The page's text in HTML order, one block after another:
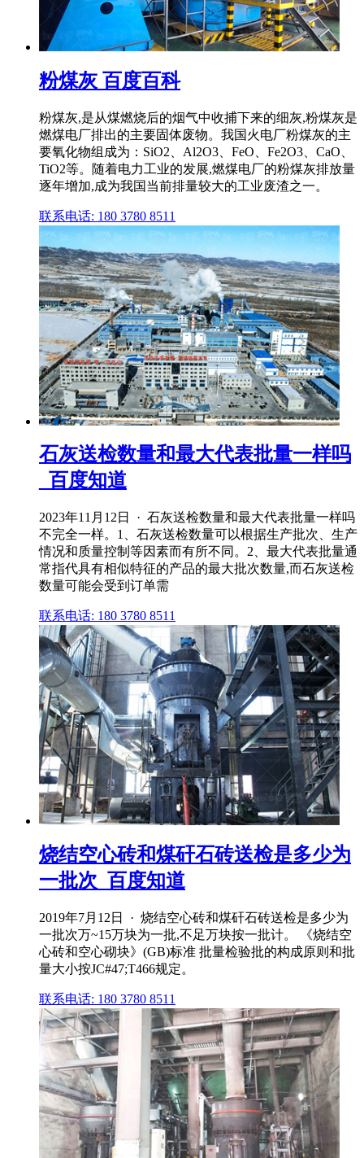
粉煤灰 百度百科
粉煤灰,是从煤燃烧后的烟气中收捕下来的细灰,粉煤灰是
燃煤电厂排出的主要固体废物。我国火电厂粉煤灰的主
要氧化物组成为：SiO2、Al2O3、FeO、Fe2O3、CaO、
TiO2等。随着电力工业的发展,燃煤电厂的粉煤灰排放量
逐年增加,成为我国当前排量较大的工业废渣之一。
联系电话: 180 3780 8511
石灰送检数量和最大代表批量一样吗
_百度知道
2023年11月12日 · 石灰送检数量和最大代表批量一样吗
不完全一样。1、石灰送检数量可以根据生产批次、生产
情况和质量控制等因素而有所不同。2、最大代表批量通
常指代具有相似特征的产品的最大批次数量,而石灰送检
数量可能会受到订单需
联系电话: 180 3780 8511
烧结空心砖和煤矸石砖送检是多少为
一批次_百度知道
2019年7月12日 · 烧结空心砖和煤矸石砖送检是多少为
一批次万~15万块为一批,不足万块按一批计。 《烧结空
心砖和空心砌块》(GB)标准 批量检验批的构成原则和批
量大小按JC#47;T466规定。
联系电话: 180 3780 8511